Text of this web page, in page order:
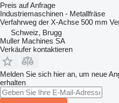
Preis auf Anfrage
Industriemaschinen - Metallfräse
Verfahrweg der X-Achse 500 mm
Schweiz, Brugg
Muller Machines SA
Verkäufer kontaktieren
Melden Sie sich hier an, um neue
erhalten